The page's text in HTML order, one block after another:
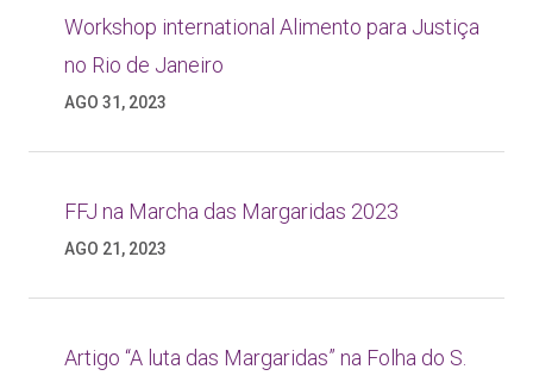
Workshop international Alimento para Justiça
no Rio de Janeiro
AGO 31, 2023
FFJ na Marcha das Margaridas 2023
AGO 21, 2023
Artigo “A luta das Margaridas” na Folha do S.